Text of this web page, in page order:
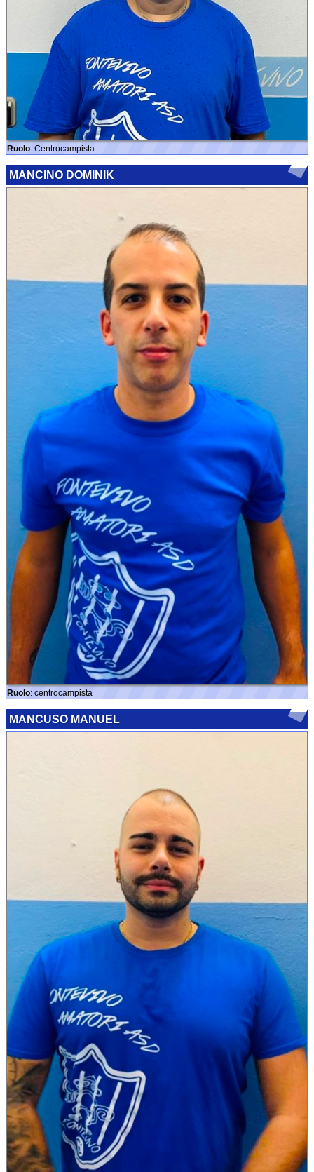
Ruolo: Centrocampista
MANCINO DOMINIK
Ruolo: centrocampista
MANCUSO MANUEL